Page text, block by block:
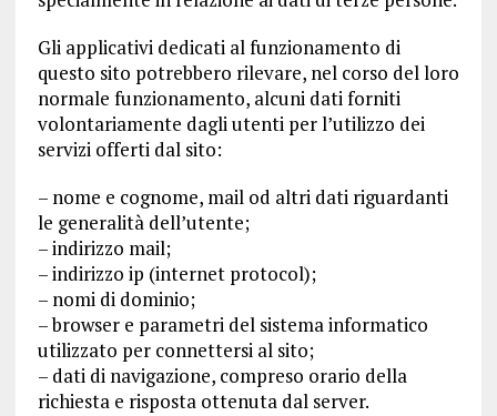
Gli applicativi dedicati al funzionamento di
questo sito potrebbero rilevare, nel corso del loro
normale funzionamento, alcuni dati forniti
volontariamente dagli utenti per l’utilizzo dei
servizi offerti dal sito:
– nome e cognome, mail od altri dati riguardanti
le generalità dell’utente;
– indirizzo mail;
– indirizzo ip (internet protocol);
– nomi di dominio;
– browser e parametri del sistema informatico
utilizzato per connettersi al sito;
– dati di navigazione, compreso orario della
richiesta e risposta ottenuta dal server.